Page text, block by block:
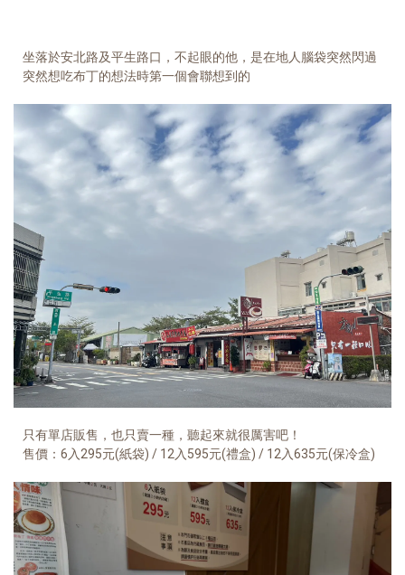
坐落於安北路及平生路口，不起眼的他，是在地人腦袋突然閃過
突然想吃布丁的想法時第一個會聯想到的
只有單店販售，也只賣一種，聽起來就很厲害吧！
售價：6入295元(紙袋) / 12入595元(禮盒) / 12入635元(保冷盒)